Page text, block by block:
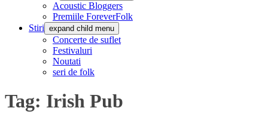
Acoustic Bloggers
Premiile ForeverFolk
Stiri expand child menu
Concerte de suflet
Festivaluri
Noutati
seri de folk
Tag: Irish Pub